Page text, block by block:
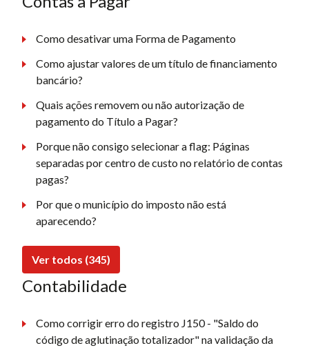
Como desativar uma Forma de Pagamento
Como ajustar valores de um título de financiamento
bancário?
Quais ações removem ou não autorização de
pagamento do Título a Pagar?
Porque não consigo selecionar a flag: Páginas
separadas por centro de custo no relatório de contas
pagas?
Por que o município do imposto não está
aparecendo?
Ver todos (345)
Contabilidade
Como corrigir erro do registro J150 - "Saldo do
código de aglutinação totalizador" na validação da